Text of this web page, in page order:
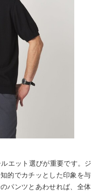
エット選びが重要です。ジ
的でカチッとした印象を与
パンツとあわせれば、全体